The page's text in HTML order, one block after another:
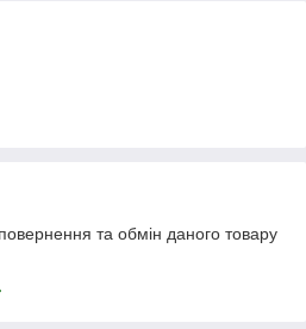
та обмін даного товару